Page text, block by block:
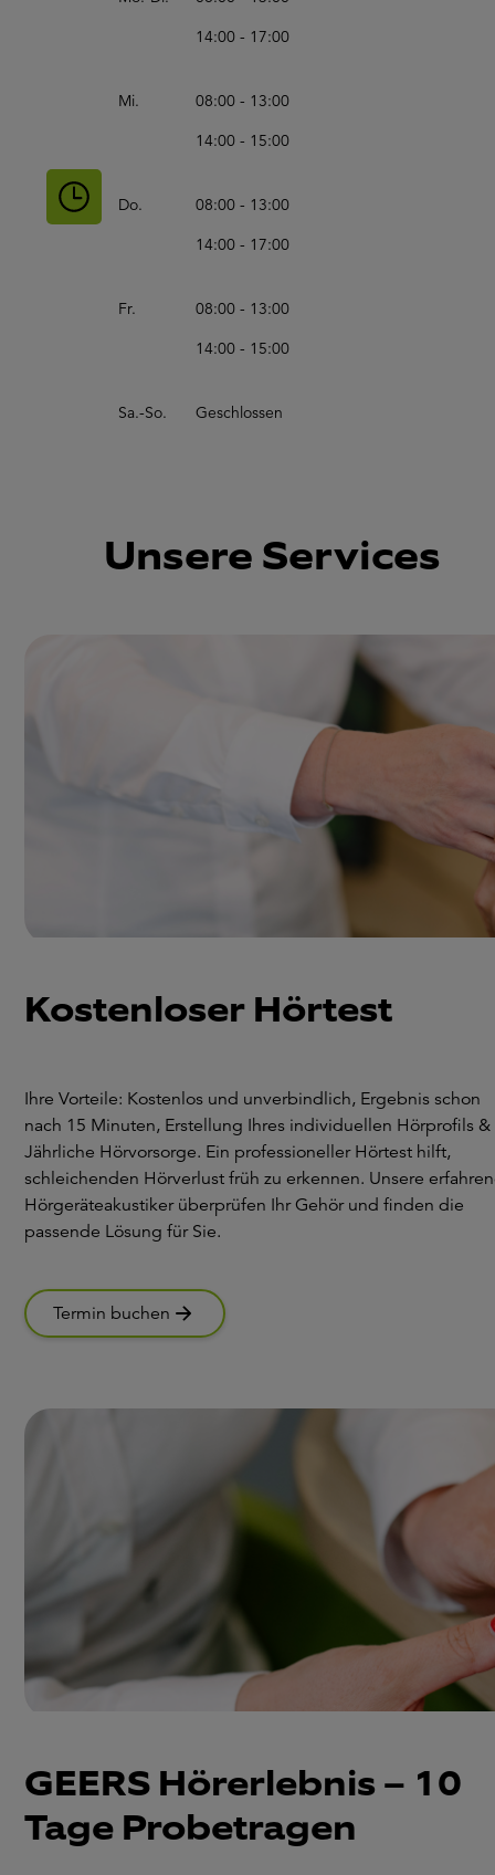
14:00 - 17:00
Mi.
08:00 - 13:00
14:00 - 15:00
Do.
08:00 - 13:00
14:00 - 17:00
Fr.
08:00 - 13:00
14:00 - 15:00
Sa.-So. Geschlossen
Unsere Services
Kostenloser Hörtest
Ihre Vorteile: Kostenlos und unverbindlich, Ergebnis schon
nach 15 Minuten, Erstellung Ihres individuellen Hörprofils &
Jährliche Hörvorsorge. Ein professioneller Hörtest hilft,
schleichenden Hörverlust früh zu erkennen. Unsere
Hörgeräteakustiker überprüfen Ihr Gehör und finden die
passende Lösung für Sie.
Termin buchen
GEERS Hörerlebnis – 10
Tage Probetragen